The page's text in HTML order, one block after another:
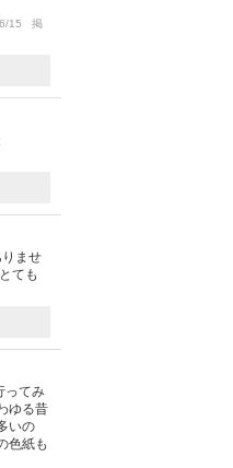
15 掲
ませ
ても
ってみ
ゆる昔
いの
色紙も